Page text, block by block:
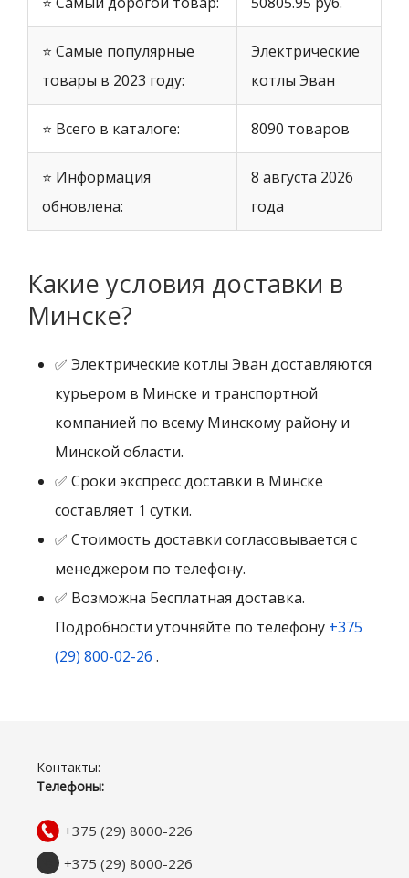
⭐ Самые популярные
товары в 2023 году:
Электрические
котлы Эван
⭐ Всего в каталоге: 8090 товаров
⭐ Информация
обновлена:
8 августа 2026
года
Какие условия доставки в
Минске?
✅ Электрические котлы Эван доставляются
курьером в Минске и транспортной
компанией по всему Минскому району и
Минской области.
✅ Сроки экспресс доставки в Минске
составляет 1 сутки.
✅ Стоимость доставки согласовывается с
менеджером по телефону.
✅ Возможна Бесплатная доставка.
Подробности уточняйте по телефону +375
(29) 800-02-26 .
Контакты:
Телефоны:
+375 (29) 8000-226
+375 (29) 8000-226